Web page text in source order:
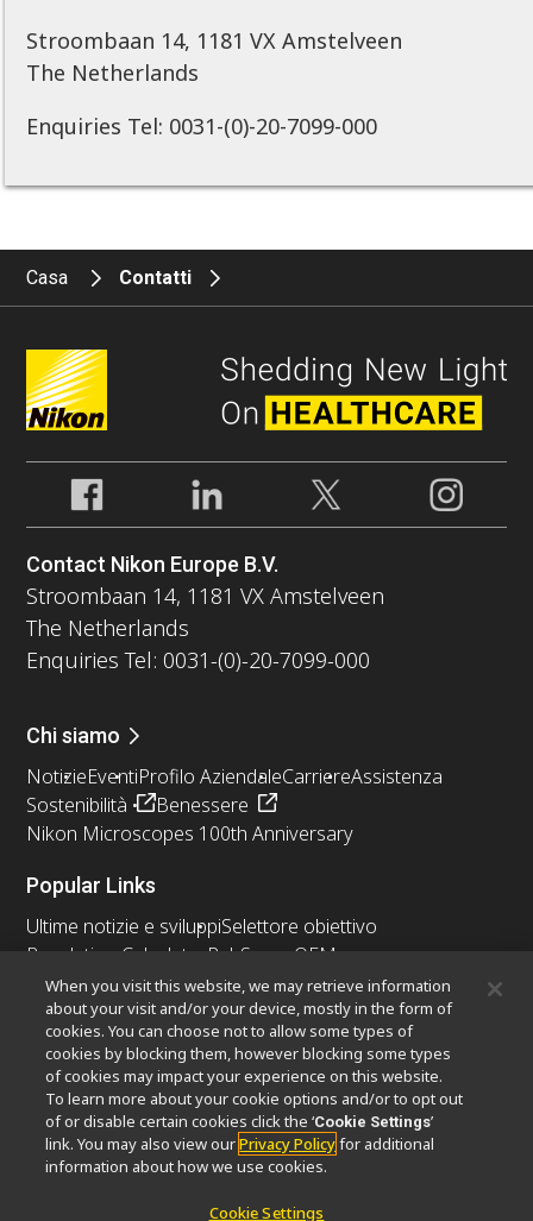
Stroombaan 14, 1181 VX Amstelveen
The Netherlands
Enquiries Tel: 0031-(0)-20-7099-000
Casa Contatti
Contact Nikon Europe B.V.
Stroombaan 14, 1181 VX Amstelveen
The Netherlands
Enquiries Tel: 0031-(0)-20-7099-000
Chi siamo
NotizieEventiProfilo AziendaleCarriereAssistenza
Sostenibilità
Benessere
Nikon Microscopes 100th Anniversary
Popular Links
Ultime notizie e sviluppiSelettore obiettivo
Resolution Calculator PubScope OEM
Nikon Small World
MicroscopyU
Altri prodotti Nikon
Prodotti di imaging
Microscopia industriale e metrologia
Sistemi di litografia a semiconduttore
Sistemi di litografia a FPD
When you visit this website, we may retrieve information
about your visit and/or your device, mostly in the form of
cookies. You can choose not to allow some types of
cookies by blocking them, however blocking some types
of cookies may impact your experience on this website.
To learn more about your cookie options and/or to opt out
of or disable certain cookies click the ‘Cookie Settings’
link. You may also view ourPrivacy Policyfor additional
information about how we use cookies.
Cookie Settings